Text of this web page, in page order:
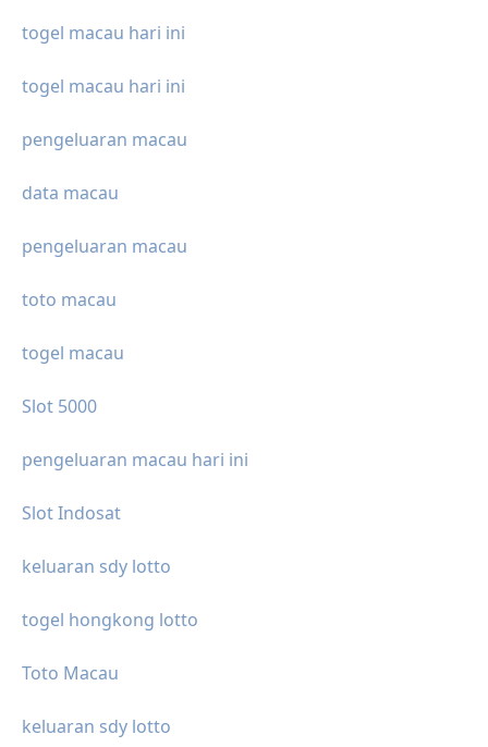
togel macau hari ini
togel macau hari ini
pengeluaran macau
data macau
pengeluaran macau
toto macau
togel macau
Slot 5000
pengeluaran macau hari ini
Slot Indosat
keluaran sdy lotto
togel hongkong lotto
Toto Macau
keluaran sdy lotto